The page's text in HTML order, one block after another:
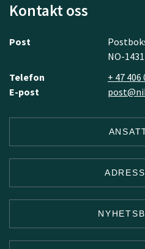
Kontakt oss
Post
NO-
Telefon
+ 47 406
E-post